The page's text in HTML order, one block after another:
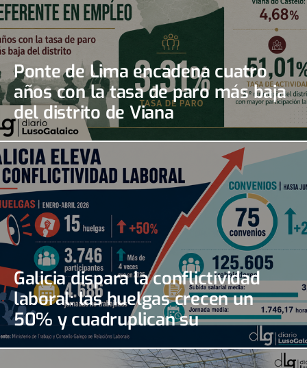
Ponte de Lima encadena cuatro
años con la tasa de paro más baja
del distrito de Viana
Galicia dispara la conflictividad
laboral: las huelgas crecen un
50% y cuadruplican su
seguimiento